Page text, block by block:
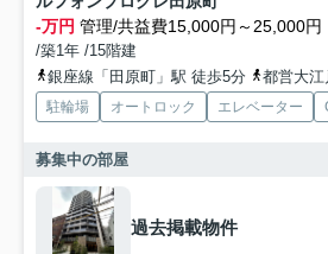
-万円 管理/共益費15,000円～25,000円
/築1年 /15階建
銀座線「田原町」駅 徒歩5分
都営大江戸
駐輪場 オートロック エレベーター
募集中の部屋
過去掲載物件